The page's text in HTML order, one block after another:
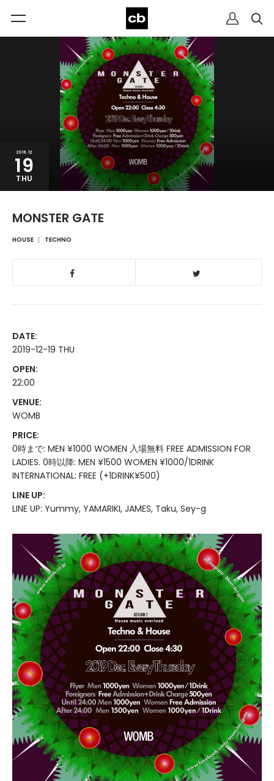
2019.12
19
THU
MONSTER GATE
HOUSE TECHNO
DATE:
2019-12-19 THU
OPEN:
22:00
VENUE:
WOMB
PRICE:
0時まで: MEN ¥1000 WOMEN 入場無料 FREE ADMISSION FOR
LADIES. 0時以降: MEN ¥1500 WOMEN ¥1000/1DRINK
INTERNATIONAL: FREE (+1DRINK¥500)
LINE UP:
LINE UP: Yummy, YAMARIKI, JAMES, Taku, Sey-g